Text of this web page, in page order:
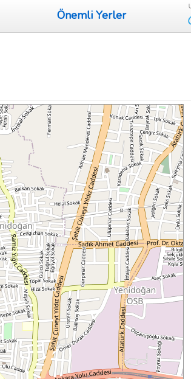
Önemli Yerler